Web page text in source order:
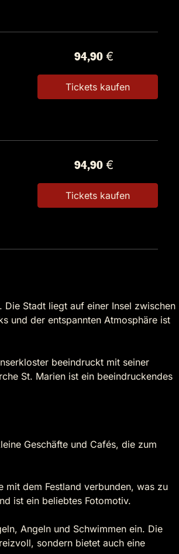
94,90 €
Tickets kaufen
94,90 €
Tickets kaufen
Stadt liegt auf einer Insel zwischen
und der entspannten Atmosphäre ist
beeindruckt mit seiner
St. Marien ist ein beeindruckendes
Geschäfte und Cafés, die zum
mit dem Festland verbunden, was zu
ist ein beliebtes Fotomotiv.
Angeln und Schwimmen ein. Die
sondern bietet auch eine